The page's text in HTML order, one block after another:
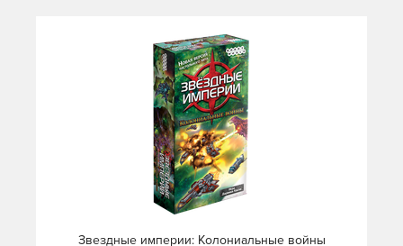
Звездные империи: Колониальные войны